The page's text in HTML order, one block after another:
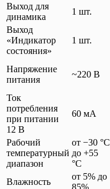
Выход для
динамика
1 шт.
Выход
«Индикатор
состояния»
1 шт.
Напряжение
питания
~220 В
Ток
потребления
при питании
12 В
60 мА
Рабочий
температурный
диапазон
от −30 °C
до +55
°C
Влажность
от 5% до
85%